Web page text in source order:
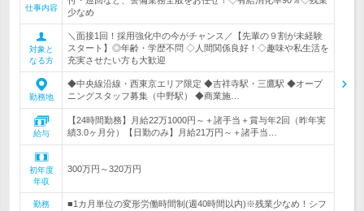
仕事内容
少なめ
対象と
なる方
＼面接1回！採用強化中の今がチャンス／【先輩の９割が未経験
スタート】◎年齢・学歴不問 ◇人間関係良好！◇趣味や私生活を
充実させたい方も大歓迎
勤務地
◆中央線沿線・西東京エリア限定 ◆吉祥寺駅・三鷹駅 ◆オープ
ニングスタッフ募集（中野駅） ◆商業施…
給与
【24時間勤務】月給22万1000円～＋諸手当＋賞与年2回（昨年実
績3.0ヶ月分）【日勤のみ】月給21万円～＋諸手当…
初年度
年収
300万円～320万円
勤務
■1カ月単位の変形労働時間制(週40時間以内)※残業少なめ！シフ